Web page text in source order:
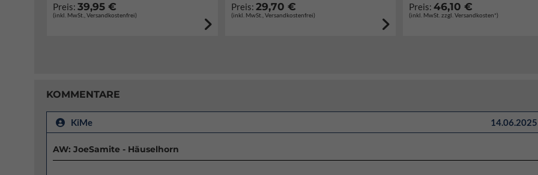
Preis: 39,95 €
(inkl. MwSt., Versandkostenfrei)
Preis: 29,70 €
(inkl. MwSt., Versandkostenfrei)
Preis:46,10 €
(inkl. MwSt. zzgl. Versandkosten*)
KOMMENTARE
KiMe
AW: JoeSamite - Häuselhorn